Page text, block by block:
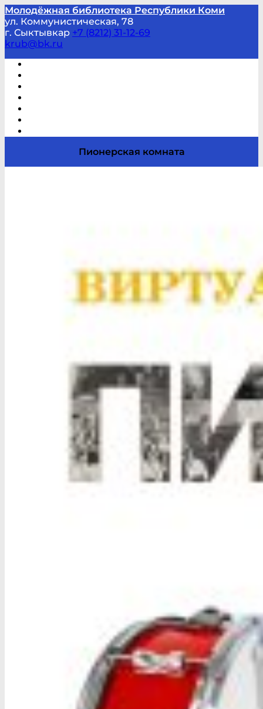
Молодёжная библиотека Республики Коми
ул. Коммунистическая, 78
г. Сыктывкар +7 (8212) 31-12-69
krub@bk.ru
Пионерская комната